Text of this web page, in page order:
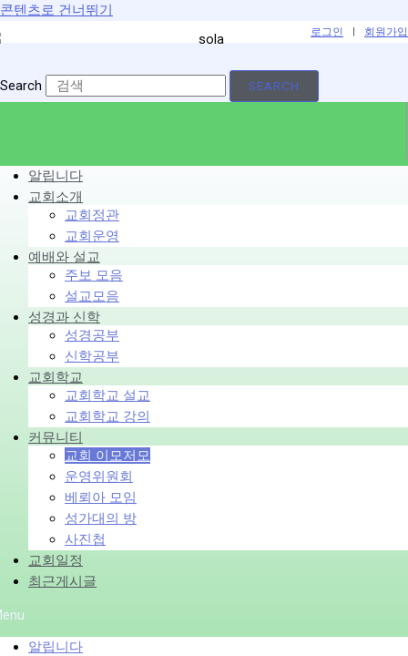
콘텐츠로 건너뛰기
로그인 | 회원가입
Search SEARCH
알립니다
교회소개
교회정관
교회운영
예배와 설교
주보 모음
설교모음
성경과 신학
성경공부
신학공부
교회학교
교회학교 설교
교회학교 강의
커뮤니티
교회 이모저모
운영위원회
베뢰아 모임
성가대의 방
사진첩
교회일정
최근게시글
알립니다